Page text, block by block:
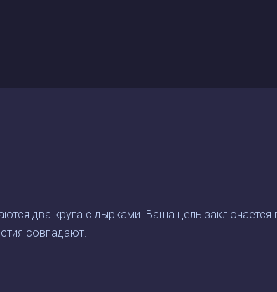
два круга с дырками. Ваша цель заключается
совпадают.